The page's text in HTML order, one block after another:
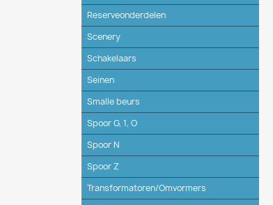
Reserveonderdelen
Scenery
Schakelaars
Seinen
Smalle beurs
Spoor G, 1, O
Spoor N
Spoor Z
Transformatoren/Omvormers